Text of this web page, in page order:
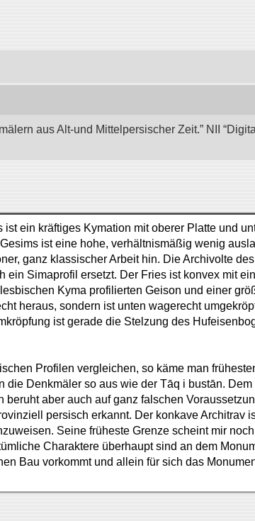
aus Alt-und Mittelpersischer Zeit.” NII
ein kräftiges Kymation mit oberer Platte und
ist eine hohe, verhältnismäßig wenig
ganz klassischer Arbeit hin. Die Archivolte
Simaprofil ersetzt. Der Fries ist konvex mit
Kyma profilierten Geison und einer
heraus, sondern ist unten wagerecht
ist gerade die Stelzung des
Profilen vergleichen, so käme man
Denkmäler so aus wie der Tāq i bustān.
aber auch auf ganz falschen
persisch erkannt. Der konkave Architrav
Seine früheste Grenze scheint mir
Charaktere überhaupt sind an dem
Bau vorkommt und allein für sich das